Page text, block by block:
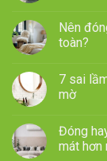
Nên
toàn?
7 sai
mờ
Đóng
mát hơn